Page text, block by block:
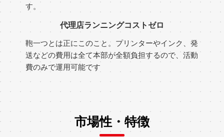
す。
代理店ランニングコストゼロ
鞄一つとは正にこのこと。プリンターやインク、発
送などの費用は全て本部が全額負担するので、活動
費のみで運用可能です
市場性・特徴